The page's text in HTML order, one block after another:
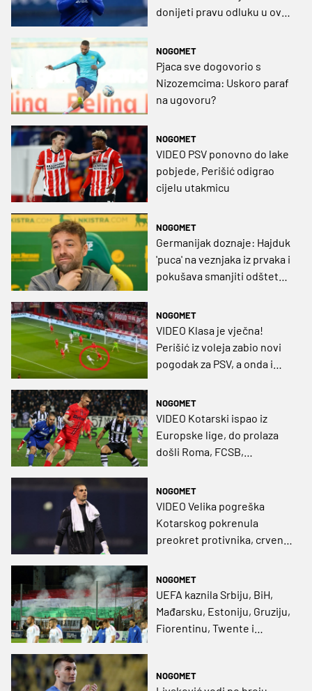
donijeti pravu odluku u ovoj
NOGOMET
Pjaca sve dogovorio s
Nizozemcima: Uskoro paraf
na ugovoru?
NOGOMET
VIDEO PSV ponovno do lake
pobjede, Perišić odigrao
cijelu utakmicu
NOGOMET
Germanijak doznaje: Hajduk
'puca' na veznjaka iz prvaka i
pokušava smanjiti odštetu
NOGOMET
VIDEO Klasa je vječna!
Perišić iz voleja zabio novi
pogodak za PSV, a onda i
NOGOMET
VIDEO Kotarski ispao iz
Europske lige, do prolaza
došli Roma, FCSB,
NOGOMET
VIDEO Velika pogreška
Kotarskog pokrenula
preokret protivnika, crveni
NOGOMET
UEFA kaznila Srbiju, BiH,
Mađarsku, Estoniju, Gruziju,
Fiorentinu, Twente i
NOGOMET